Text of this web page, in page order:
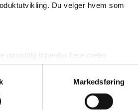
Du velger hvem som
nøyaktig innenfor flere meter
(fingeravtrykk)
du kan velge hvordan de skal brukes.
Markedsføring